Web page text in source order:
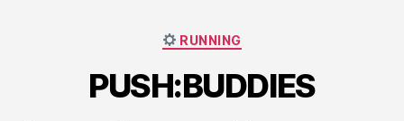
Kategorien
RUNNING
PUSH:BUDDIES